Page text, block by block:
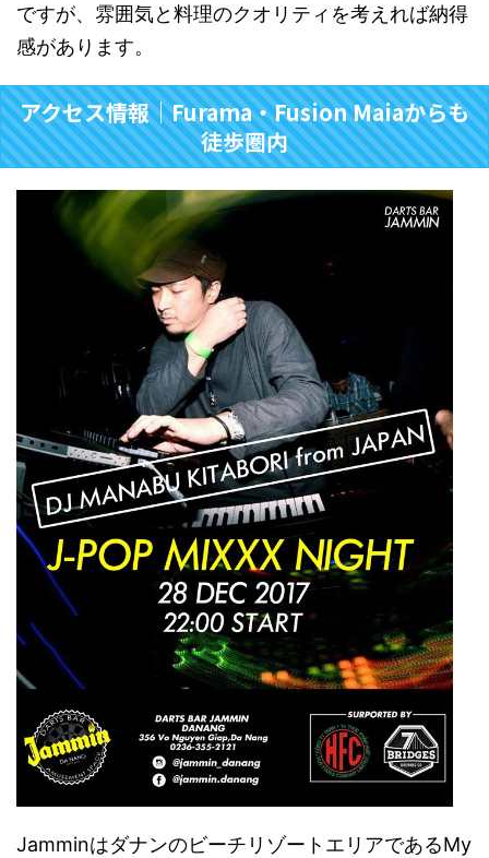
ですが、雰囲気と料理のクオリティを考えれば納得
感があります。
アクセス情報｜Furama・Fusion Maiaからも
徒歩圏内
JamminはダナンのビーチリゾートエリアであるMy